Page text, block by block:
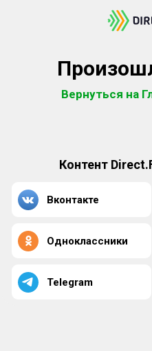
Вернуться на
Контент
Вконтакте
Одноклассники
Telegram